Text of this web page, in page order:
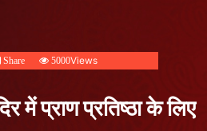
Share 5000Views
में प्राण प्रतिष्ठा के लिए